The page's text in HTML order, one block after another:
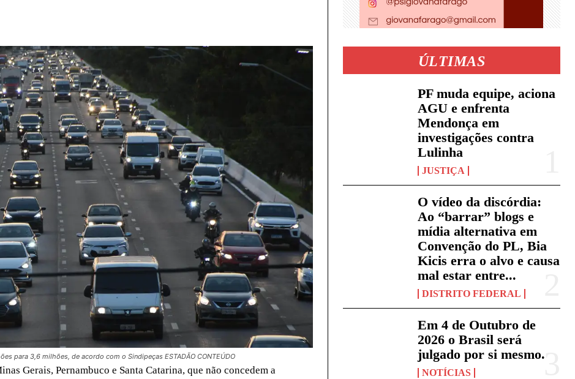
para 3,6 milhões, de acordo com o Sindipeças ESTADÃO CONTEÚDO
Gerais, Pernambuco e Santa Catarina, que não concedem a
ÚLTIMAS
PF muda equipe, aciona
AGU e enfrenta
Mendonça em
investigações contra
Lulinha
JUSTIÇA
O vídeo da discórdia:
Ao “barrar” blogs e
mídia alternativa em
Convenção do PL, Bia
Kicis erra o alvo e causa
mal estar entre...
DISTRITO FEDERAL
Em 4 de Outubro de
2026 o Brasil será
julgado por si mesmo.
NOTÍCIAS